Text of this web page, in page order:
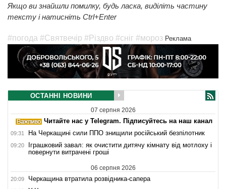
Якщо ви знайшли помилку, будь ласка, виділіть частину
тексту і натисніть Ctrl+Enter
#погода #Святвечір #Різдво #сніг #мороз Реклама
ОСТАННІ НОВИНИ
07 серпня 2026
Читайте нас у Telegram. Підписуйтесь на наш канал
09:31 На Черкащині сили ППО знищили російський безпілотник
09:20
Іграшковий завал: як очистити дитячу кімнату від мотлоху і
повернути витрачені гроші
06 серпня 2026
20:09 Черкащина втратила розвідника-сапера